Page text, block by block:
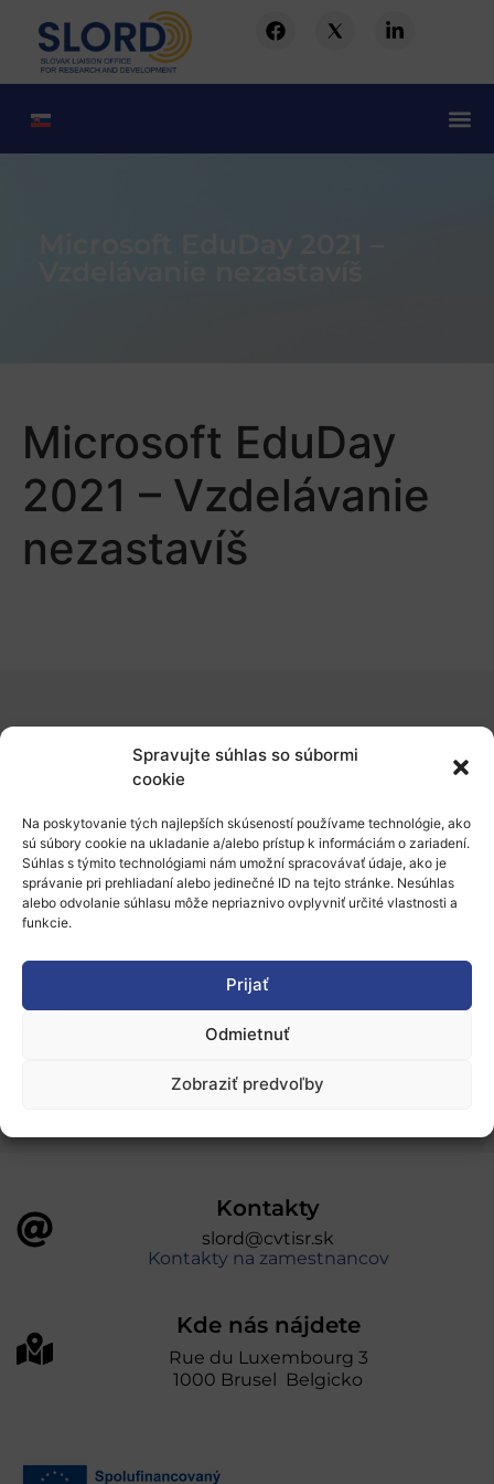
Spravujte súhlas so súbormi
cookie
Na poskytovanie tých najlepších skúseností používame technológie, ako
sú súbory cookie na ukladanie a/alebo prístup k informáciám o zariadení.
Súhlas s týmito technológiami nám umožní spracovávať údaje, ako je
správanie pri prehliadaní alebo jedinečné ID na tejto stránke. Nesúhlas
alebo odvolanie súhlasu môže nepriaznivo ovplyvniť určité vlastnosti a
funkcie.
Prijať
Odmietnuť
Zobraziť predvoľby
Microsoft EduDay
2021 – Vzdelávanie
nezastavíš
Financovanie a podpora
Stáže a pobyty
Novinky
úniou v rámci Programu Slovensko. Portál
prevádzkuje Centrum vedecko-technických
Kontakty
slord@cvtisr.sk
Kontakty na zamestnancov
Kde nás nájdete
Rue du Luxembourg 3
1000 Brusel Belgicko